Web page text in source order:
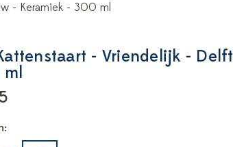
- Keramiek - 300 ml
- Vriendelijk -